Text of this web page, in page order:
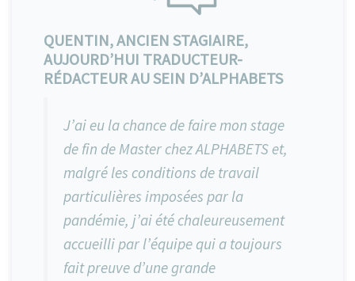
QUENTIN, ANCIEN STAGIAIRE,
AUJOURD’HUI TRADUCTEUR-
RÉDACTEUR AU SEIN D’ALPHABETS
J’ai eu la chance de faire mon stage
de fin de Master chez ALPHABETS et,
malgré les conditions de travail
particulières imposées par la
pandémie, j’ai été chaleureusement
accueilli par l’équipe qui a toujours
fait preuve d’une grande